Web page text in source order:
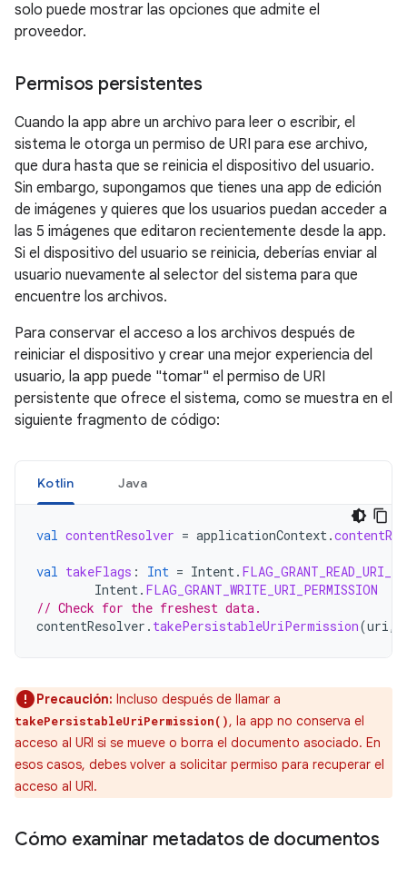
solo puede mostrar las opciones que admite el
proveedor.
Permisos persistentes
Cuando la app abre un archivo para leer o escribir, el
sistema le otorga un permiso de URI para ese archivo,
que dura hasta que se reinicia el dispositivo del usuario.
Sin embargo, supongamos que tienes una app de edición
de imágenes y quieres que los usuarios puedan acceder a
las 5 imágenes que editaron recientemente desde la app.
Si el dispositivo del usuario se reinicia, deberías enviar al
usuario nuevamente al selector del sistema para que
encuentre los archivos.
Para conservar el acceso a los archivos después de
reiniciar el dispositivo y crear una mejor experiencia del
usuario, la app puede "tomar" el permiso de URI
persistente que ofrece el sistema, como se muestra en el
siguiente fragmento de código:
Kotlin Java
val contentResolver = applicationContext.
val takeFlags : Int = Intent.
Intent. FLAG_GRANT_WRITE_URI_PERMISSION
// Check for the freshest data.
contentResolver . takePersistableUriPermission(uri,
Precaución: Incluso después de llamar a
takePersistableUriPermission(), la app no conserva el
acceso al URI si se mueve o borra el documento asociado. En
esos casos, debes volver a solicitar permiso para recuperar el
acceso al URI.
Cómo examinar metadatos de documentos